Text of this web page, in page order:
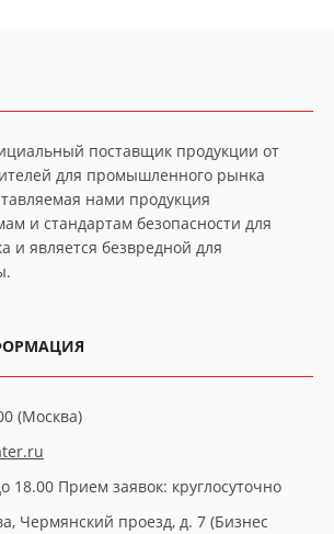
поставщик продукции от
для промышленного рынка
нами продукция
и стандартам безопасности для
и является безвредной для
(Москва)
18.00 Прием заявок: круглосуточно
Чермянский проезд, д. 7 (Бизнес